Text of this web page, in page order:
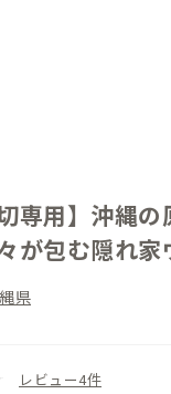
専用】沖縄
が包む隠れ家
県
レビュー4件